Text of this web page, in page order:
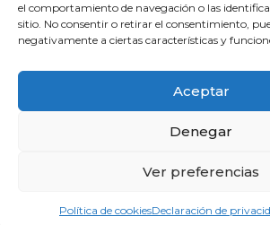
el comportamiento de navegación o las
sitio. No consentir o retirar el consentimiento,
negativamente a ciertas características y
Aceptar
Denegar
Ver preferencias
Política de cookiesDeclaración de
La Escuela de Verano Sénior
programación con una charla
Fundación Madre Coraje
saludable y sostenible